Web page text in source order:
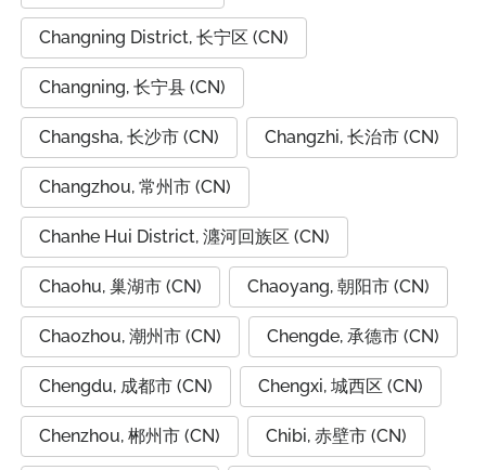
Changning District, 长宁区 (CN)
Changning, 长宁县 (CN)
Changsha, 长沙市 (CN) Changzhi, 长治市 (CN)
Changzhou, 常州市 (CN)
Chanhe Hui District, 瀍河回族区 (CN)
Chaohu, 巢湖市 (CN) Chaoyang, 朝阳市 (CN)
Chaozhou, 潮州市 (CN) Chengde, 承德市 (CN)
Chengdu, 成都市 (CN) Chengxi, 城西区 (CN)
Chenzhou, 郴州市 (CN) Chibi, 赤壁市 (CN)